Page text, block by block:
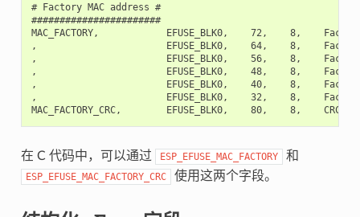
# Factory MAC address #
#######################
MAC_FACTORY,            EFUSE_BLK0,    72,    8,
,                       EFUSE_BLK0,    64,    8,    Factory
,                       EFUSE_BLK0,    56,    8,    Factory
,                       EFUSE_BLK0,    48,    8,    Factory
,                       EFUSE_BLK0,    40,    8,    Factory
,                       EFUSE_BLK0,    32,    8,    Factory
在 C 代码中，可以通过 ESP_EFUSE_MAC_FACTORY 和
ESP_EFUSE_MAC_FACTORY_CRC 使用这两个字段。